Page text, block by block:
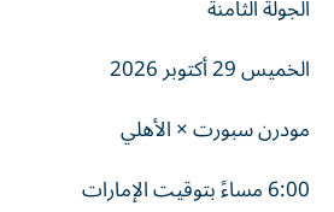
الجولة الثامنة
الخميس 29 أكتوبر 2026
مودرن سبورت × الأهلي
6:00 مساءً بتوقيت الإمارات